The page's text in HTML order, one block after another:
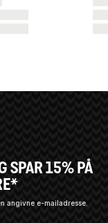
SPAR 15% PÅ
angivne e-mailadresse.